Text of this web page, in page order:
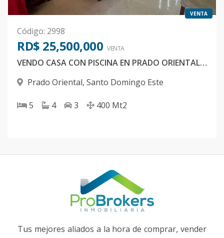
VENTA
Código: 2998
RD$ 25,500,000 VENTA
VENDO CASA CON PISCINA EN PRADO ORIENTAL SANTO DOMINGO ESTE
Prado Oriental, Santo Domingo Este
5 4 3 400 Mt2
Tus mejores aliados a la hora de comprar, vender